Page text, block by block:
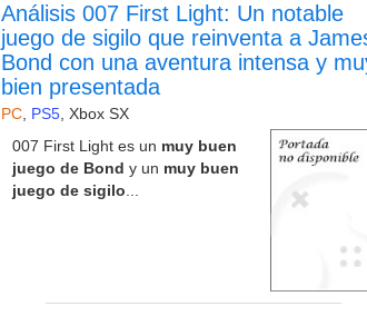
Análisis 007 First Light: Un notable
juego de sigilo que reinventa a
Bond con una aventura intensa y
bien presentada
PC PS5 ,Xbox SX
007 First Light es un muy buen
juego de Bond y un muy buen
juego de sigilo